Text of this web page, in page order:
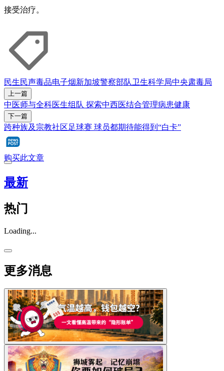
接受治疗。
民生民声毒品电子烟新加坡警察部队卫生科学局中央肃毒局
上一篇
中医师与全科医生组队 探索中西医结合管理病患健康
下一篇
跨种族及宗教社区足球赛 球员都期待能得到“白卡”
购买此文章
最新
热门
Loading...
更多消息